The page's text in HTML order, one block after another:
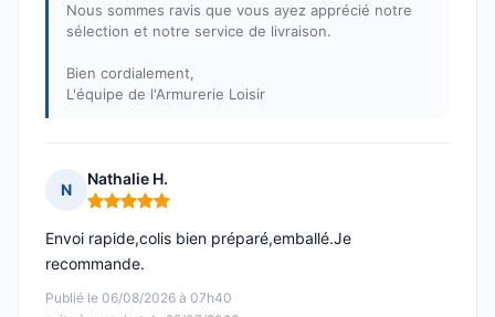
Nous sommes ravis que vous ayez apprécié notre
sélection et notre service de livraison.
Bien cordialement,
L'équipe de l'Armurerie Loisir
N
Nathalie H.
Note : 5 sur 5
Publié le 06/08/2026 à 07h40
Envoi rapide,colis bien préparé,emballé.Je
recommande.